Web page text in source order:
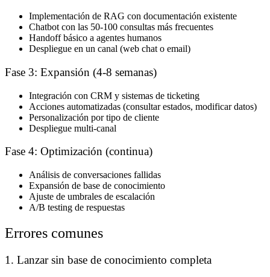
Implementación de RAG con documentación existente
Chatbot con las 50-100 consultas más frecuentes
Handoff básico a agentes humanos
Despliegue en un canal (web chat o email)
Fase 3: Expansión (4-8 semanas)
Integración con CRM y sistemas de ticketing
Acciones automatizadas (consultar estados, modificar datos)
Personalización por tipo de cliente
Despliegue multi-canal
Fase 4: Optimización (continua)
Análisis de conversaciones fallidas
Expansión de base de conocimiento
Ajuste de umbrales de escalación
A/B testing de respuestas
Errores comunes
1. Lanzar sin base de conocimiento completa